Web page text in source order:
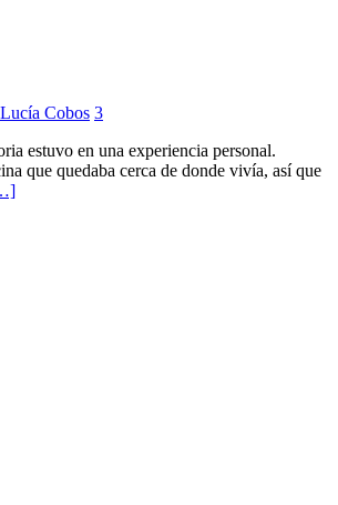
Cobos 3
estuvo en una experiencia personal.
que quedaba cerca de donde vivía, así que